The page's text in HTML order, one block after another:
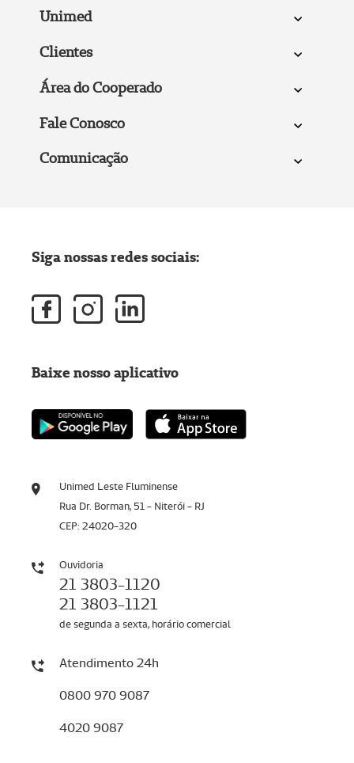
Unimed
Clientes
Área do Cooperado
Fale Conosco
Comunicação
Unimed Leste Fluminense
Rua Dr. Borman, 51 - Niterói - RJ
CEP: 24020-320
Ouvidoria
21 3803-1120
21 3803-1121
de segunda a sexta, horário comercial
Atendimento 24h
0800 970 9087
4020 9087
Siga nossas redes sociais:
Baixe nosso aplicativo